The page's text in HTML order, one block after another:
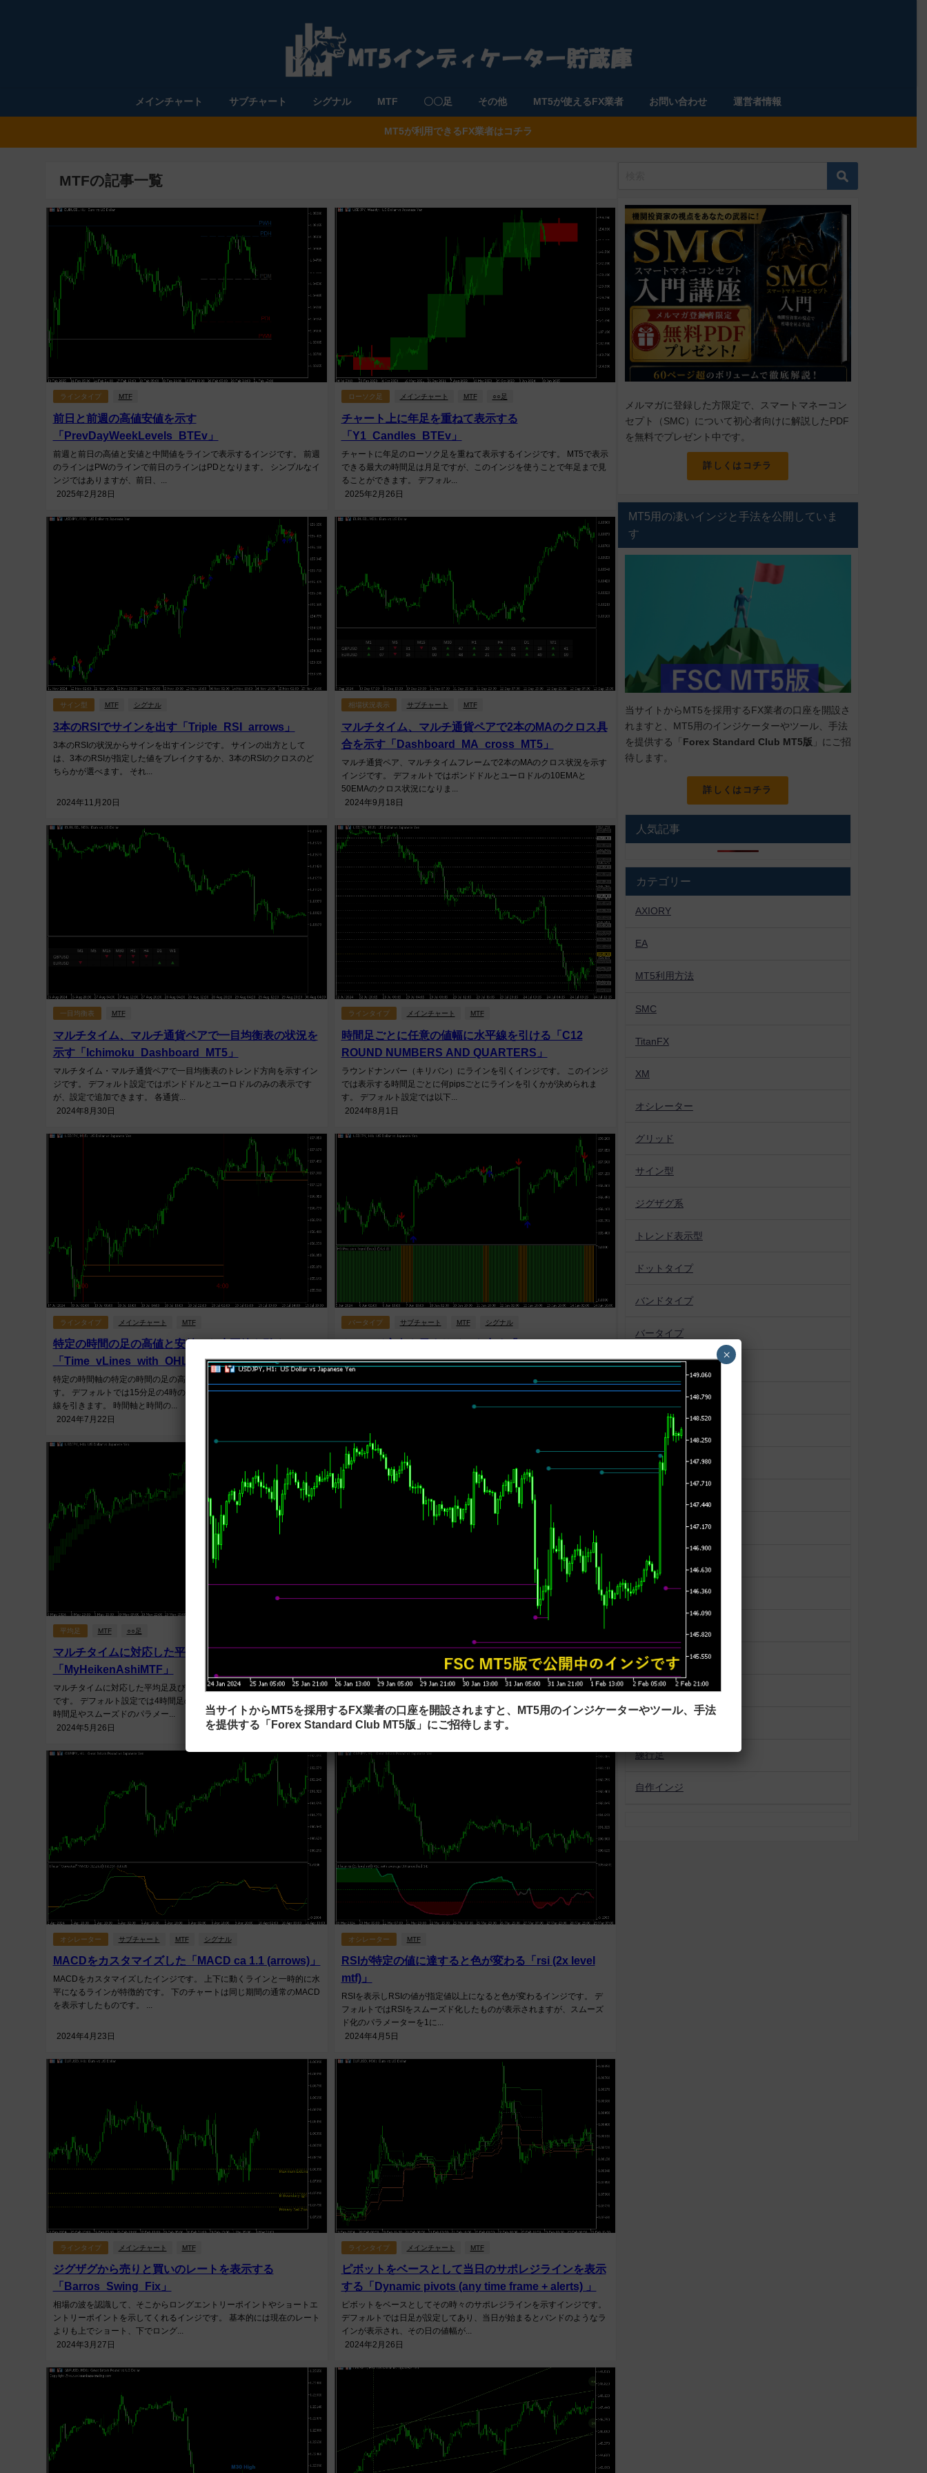
メインチャート サブチャート シグナル MTF 〇〇足 その他 MT5が使えるFX業者 お問い合わせ 運営者情報
MT5が利用できるFX業者はコチラ
MTFの記事一覧
ラインタイプ MTF
前日と前週の高値安値を示す
「PrevDayWeekLevels_BTEv」
前週と前日の高値と安値と中間値をラインで表示するインジです。 前週
のラインはPWのラインで前日のラインはPDとなります。 シンプルなイ
ンジではありますが、前日、...
2025年2月28日
ローソク足 メインチャート MTF ○○足
チャート上に年足を重ねて表示する
「Y1_Candles_BTEv」
チャートに年足のローソク足を重ねて表示するインジです。 MT5で表示
できる最大の時間足は月足ですが、このインジを使うことで年足まで見
ることができます。 デフォル...
2025年2月26日
サイン型 MTF シグナル
3本のRSIでサインを出す「Triple_RSI_arrows」
3本のRSIの状況からサインを出すインジです。 サインの出方として
は、3本のRSIが指定した値をブレイクするか、3本のRSIのクロスのど
ちらかが選べます。 それ...
2024年11月20日
相場状況表示 サブチャート MTF
マルチタイム、マルチ通貨ペアで2本のMAのクロス具
合を示す「Dashboard_MA_cross_MT5」
マルチ通貨ペア、マルチタイムフレームで2本のMAのクロス状況を示す
インジです。 デフォルトではポンドドルとユーロドルの10EMAと
50EMAのクロス状況になりま...
2024年9月18日
一目均衡表 MTF
マルチタイム、マルチ通貨ペアで一目均衡表の状況を
示す「Ichimoku_Dashboard_MT5」
マルチタイム・マルチ通貨ペアで一目均衡表のトレンド方向を示すイン
ジです。 デフォルト設定ではポンドドルとユーロドルのみの表示です
が、設定で追加できます。 各通貨...
2024年8月30日
ラインタイプ メインチャート MTF
時間足ごとに任意の値幅に水平線を引ける「C12
ROUND NUMBERS AND QUARTERS」
ラウンドナンバー（キリバン）にラインを引くインジです。 このインジ
では表示する時間足ごとに何pipsごとにラインを引くかが決められま
す。 デフォルト設定では以下...
2024年8月1日
ラインタイプ メインチャート MTF
特定の時間の足の高値と安値から水平線を引く
「Time_vLines_with_OHLC_Lines」
特定の時間軸の特定の時間の足の高値と安値にラインを引くインジで
す。 デフォルトでは15分足の4時の足に縦線を引き、安値と高値に水平
線を引きます。 時間軸と時間の...
2024年7月22日
バータイプ サブチャート MTF シグナル
histo (mtf + arrows + alerts)」
Prescision Trendのトレンド方向をサブチャートに示すインジです。 上
昇トレンドならバーが緑色、下降トレンドならバーが橙色になり、トレ
平均足 MTF ○○足
マルチタイムに対応した平均足スムーズド
「MyHeikenAshiMTF」
マルチタイムに対応した平均足及び平均足スムーズドを表示するインジ
です。 デフォルト設定では4時間足の平均足スムーズドを表示します。
時間足やスムーズドのパラメー...
2024年5月26日
様々なピボットを表示可能な
「Pivot_Points_Lines_v1.3.2」
様々な種類のピボットを表示するインジです。 デフォルトでは通常のス
す。 StandardFibon...
2024年4月29日
オシレーター サブチャート MTF シグナル
MACDをカスタマイズした「MACD ca 1.1 (arrows)」
MACDをカスタマイズしたインジです。 上下に動くラインと一時的に水
平になるラインが特徴的です。 下のチャートは同じ期間の通常のMACD
を表示すしたものです。 ...
2024年4月23日
オシレーター MTF
RSIが特定の値に達すると色が変わる「rsi (2x level
mtf)」
RSIを表示しRSIの値が指定値以上になると色が変わるインジです。 デ
フォルトではRSIをスムーズド化したものが表示されますが、スムーズ
ド化のパラメーターを1に...
2024年4月5日
ラインタイプ メインチャート MTF
ジグザグから売りと買いのレートを表示する
「Barros_Swing_Fix」
相場の波を認識して、そこからロングエントリーポイントやショートエ
ントリーポイントを示してくれるインジです。 基本的には現在のレート
よりも上でショート、下でロング...
2024年3月27日
ラインタイプ メインチャート MTF
ピボットをベースとして当日のサポレジラインを表示
する「Dynamic pivots (any time frame + alerts) 」
ピボットをベースとしてその時々のサポレジラインを示すインジです。
デフォルトでは日足が設定してあり、当日が始まるとバンドのようなラ
インが表示され、その日の値幅が...
2024年2月26日
メルマガに登録した方限定で、スマートマネーコン
セプト（SMC）について初心者向けに解説したPDF
を無料でプレゼント中です。
詳しくはコチラ
MT5用の凄いインジと手法を公開していま
す
当サイトからMT5を採用するFX業者の口座を開設さ
れますと、MT5用のインジケーターやツール、手法
を提供する「 Forex Standard Club MT5版 」にご招
待します。
詳しくはコチラ
人気記事
カテゴリー
AXIORY
EA
MT5利用方法
SMC
TitanFX
XM
オシレーター
グリッド
サイン型
ジグザグ系
トレンド表示型
ドットタイプ
バンドタイプ
バータイプ
パターン認識
プロファイル系
ボックス
マーケットプロファイル
一目均衡表
便利ツール
未分類
相場状況表示
練行足
自作インジ
当サイトからMT5を採用するFX業者の口座を開設されますと、MT5用のインジケーターやツール、手法
を提供する「Forex Standard Club MT5版」にご招待します。
×